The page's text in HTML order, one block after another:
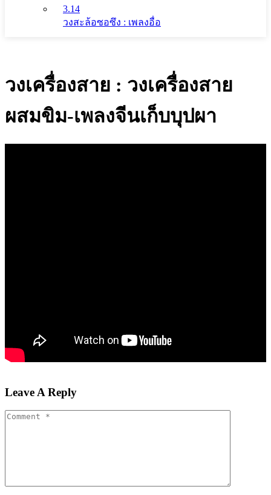
3.14
วงสะล้อซอซึง : เพลงอื่อ
วงเครื่องสาย : วงเครื่องสาย
ผสมขิม-เพลงจีนเก็บบุปผา
Leave A Reply